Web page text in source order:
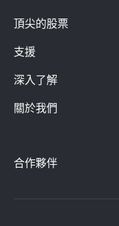
頂尖的股票
支援
深入了解
關於我們
合作夥伴